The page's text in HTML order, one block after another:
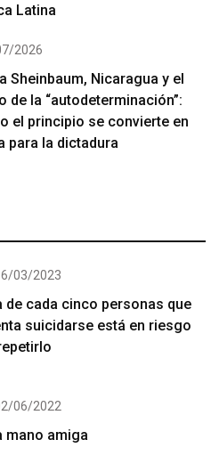
Latina
2026
Sheinbaum, Nicaragua y el
de la “autodeterminación”:
el principio se convierte en
para la dictadura
03/2023
de cada cinco personas que
suicidarse está en riesgo
06/2022
mano amiga